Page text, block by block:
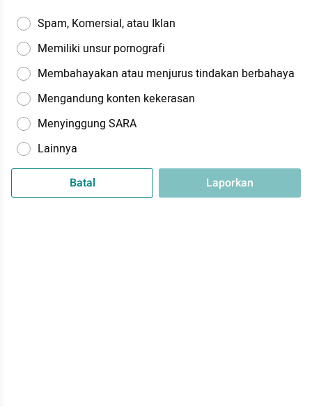
Spam, Komersial, atau Iklan
Memiliki unsur pornografi
Membahayakan atau menjurus tindakan berbahaya
Mengandung konten kekerasan
Menyinggung SARA
Lainnya
Batal Laporkan